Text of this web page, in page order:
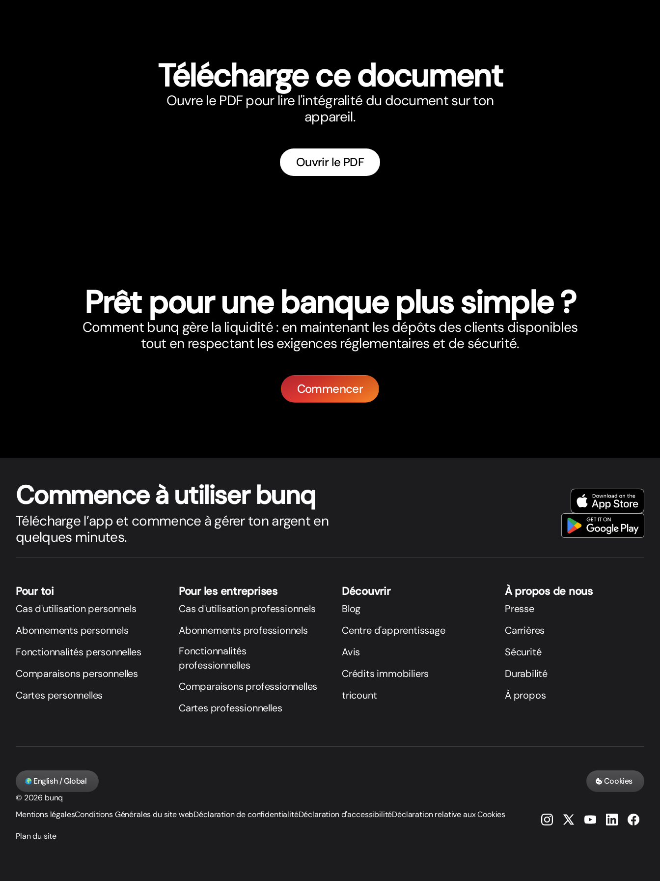
Télécharge ce document
Ouvre le PDF pour lire l'intégralité du document sur ton
appareil.
Ouvrir le PDF
Prêt pour une banque plus simple ?
Comment bunq gère la liquidité : en maintenant les dépôts des clients disponibles
tout en respectant les exigences réglementaires et de sécurité.
Commencer
Commence à utiliser bunq
Télécharge l’app et commence à gérer ton argent en
quelques minutes.
Pour toi
Cas d'utilisation personnels
Abonnements personnels
Fonctionnalités personnelles
Comparaisons personnelles
Cartes personnelles
Pour les entreprises
Cas d'utilisation professionnels
Abonnements professionnels
Fonctionnalités
professionnelles
Comparaisons professionnelles
Cartes professionnelles
Découvrir
Blog
Centre d'apprentissage
Avis
Crédits immobiliers
tricount
À propos de nous
Presse
Carrières
Sécurité
Durabilité
À propos
English / Global
Cookies
© 2026 bunq
Mentions légalesConditions Générales du site webDéclaration de confidentialitéDéclaration d'accessibilitéDéclaration relative aux Cookies
Plan du site